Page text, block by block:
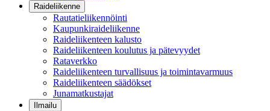
Raideliikenne
Rautatieliikennöinti
Kaupunkiraideliikenne
Raideliikenteen kalusto
Raideliikenteen koulutus ja pätevyydet
Rataverkko
Raideliikenteen turvallisuus ja toimintavarmuus
Raideliikenteen säädökset
Junamatkustajat
Ilmailu